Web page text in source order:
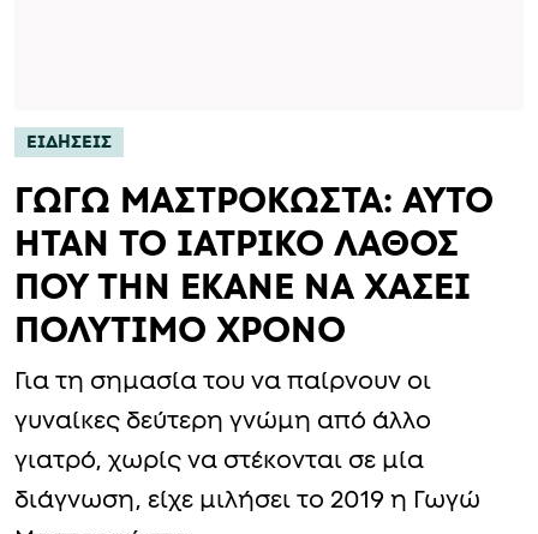
ΕΙΔΗΣΕΙΣ
ΓΩΓΩ ΜΑΣΤΡΟΚΩΣΤΑ: ΑΥΤΟ
ΗΤΑΝ ΤΟ ΙΑΤΡΙΚΟ ΛΑΘΟΣ
ΠΟΥ ΤΗΝ ΕΚΑΝΕ ΝΑ ΧΑΣΕΙ
ΠΟΛΥΤΙΜΟ ΧΡΟΝΟ
Για τη σημασία του να παίρνουν οι
γυναίκες δεύτερη γνώμη από άλλο
γιατρό, χωρίς να στέκονται σε μία
διάγνωση, είχε μιλήσει το 2019 η Γωγώ